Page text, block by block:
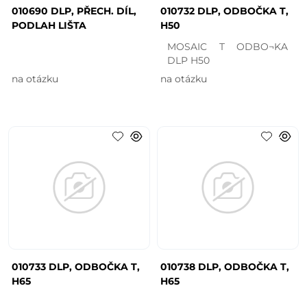
010690 DLP, PŘECH. DÍL,
PODLAH LIŠTA
na otázku
010732 DLP, ODBOČKA T,
H50
MOSAIC T ODBO¬KA
DLP H50
na otázku
010733 DLP, ODBOČKA T,
H65
010738 DLP, ODBOČKA T,
H65